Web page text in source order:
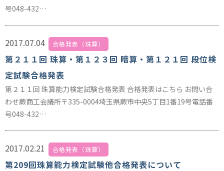
号048-432…
2017.07.04 合格発表（珠算）
第２１１回 珠算・第１２３回 暗算・第１２１回 段位検
定試験合格発表
第２１１回 珠算能力検定試験合格発表 合格発表はこちら お問い合
わせ蕨商工会議所〒335-0004埼玉県蕨市中央5丁目1番19号電話番
号048-432…
2017.02.21 合格発表（珠算）
第209回珠算能力検定試験他合格発表について